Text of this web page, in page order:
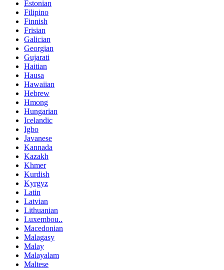
Estonian
Filipino
Finnish
Frisian
Galician
Georgian
Gujarati
Haitian
Hausa
Hawaiian
Hebrew
Hmong
Hungarian
Icelandic
Igbo
Javanese
Kannada
Kazakh
Khmer
Kurdish
Kyrgyz
Latin
Latvian
Lithuanian
Luxembou..
Macedonian
Malagasy
Malay
Malayalam
Maltese